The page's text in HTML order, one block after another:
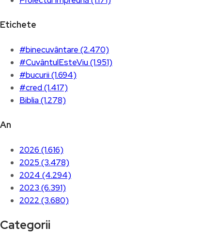
Etichete
#binecuvântare (2.470)
#CuvântulEsteViu (1.951)
#bucurii (1.694)
#cred (1.417)
Biblia (1.278)
An
2026 (1.616)
2025 (3.478)
2024 (4.294)
2023 (6.391)
2022 (3.680)
Categorii